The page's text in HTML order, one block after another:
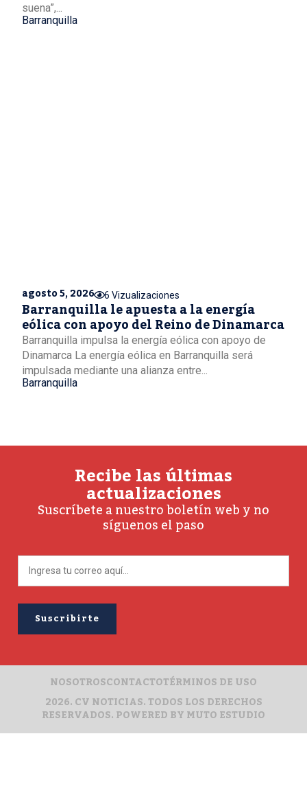
suena”,...
Barranquilla
agosto 5, 2026 6 Vizualizaciones
Barranquilla le apuesta a la energía
eólica con apoyo del Reino de Dinamarca
Barranquilla impulsa la energía eólica con apoyo de
Dinamarca La energía eólica en Barranquilla será
impulsada mediante una alianza entre...
Barranquilla
Recibe las últimas
actualizaciones
Suscríbete a nuestro boletín web y no
síguenos el paso
2026. CV NOTICIAS. TODOS LOS DERECHOS
RESERVADOS. POWERED BYMUTO ESTUDIO
NOSOTROSCONTACTOTÉRMINOS DE USO